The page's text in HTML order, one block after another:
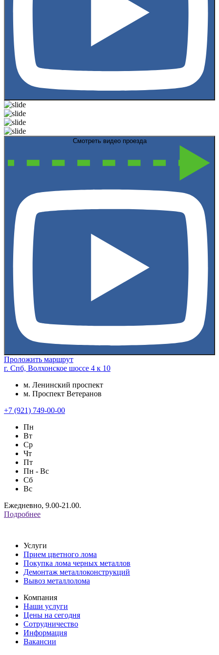
Смотреть видео проезда
Проложить маршрут
г. Спб, Волхонское шоссе 4 к 10
м. Ленинский проспект
м. Проспект Ветеранов
+7 (921) 749-00-00
Пн
Вт
Ср
Чт
Пт
Пн - Вс
Сб
Вс
Ежедневно, 9.00-21.00.
Подробнее
Услуги
Прием цветного лома
Покупка лома черных металлов
Демонтаж металлоконструкций
Вывоз металлолома
Компания
Наши услуги
Цены на сегодня
Сотрудничество
Информация
Вакансии